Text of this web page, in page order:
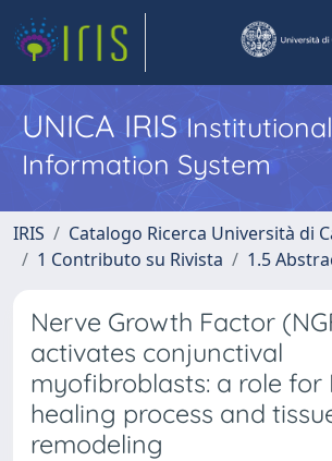
UNICA IRIS
Information System
IRIS
Catalogo Ricerca Università di
1 Contributo su Rivista
1.5
Nerve Growth Factor
activates conjunctival
myofibroblasts: a role for
healing process and
remodeling